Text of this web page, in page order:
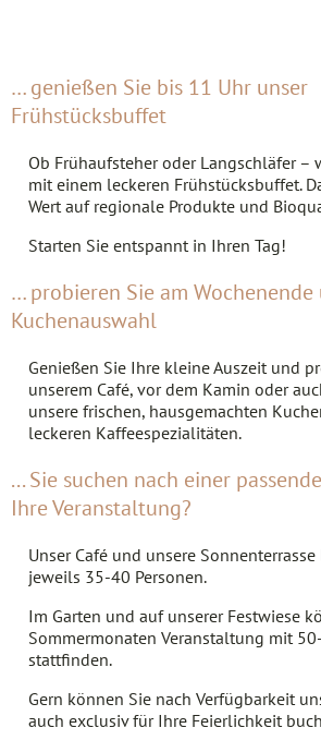
… genießen Sie bis 11 Uhr unser
Frühstücksbuffet
Ob Frühaufsteher oder Langschläfer –
mit einem leckeren Frühstücksbuffet.
Wert auf regionale Produkte und
Starten Sie entspannt in Ihren Tag!
… probieren Sie am Wochenende
Kuchenauswahl
Genießen Sie Ihre kleine Auszeit und
unserem Café, vor dem Kamin oder
unsere frischen, hausgemachten
leckeren Kaffeespezialitäten.
... Sie suchen nach einer
Ihre Veranstaltung?
Unser Café und unsere
jeweils 35-40 Personen.
Im Garten und auf unserer Festwiese
Sommermonaten Veranstaltung mit
stattfinden.
Gern können Sie nach Verfügbarkeit
auch exclusiv für Ihre Feierlichkeit